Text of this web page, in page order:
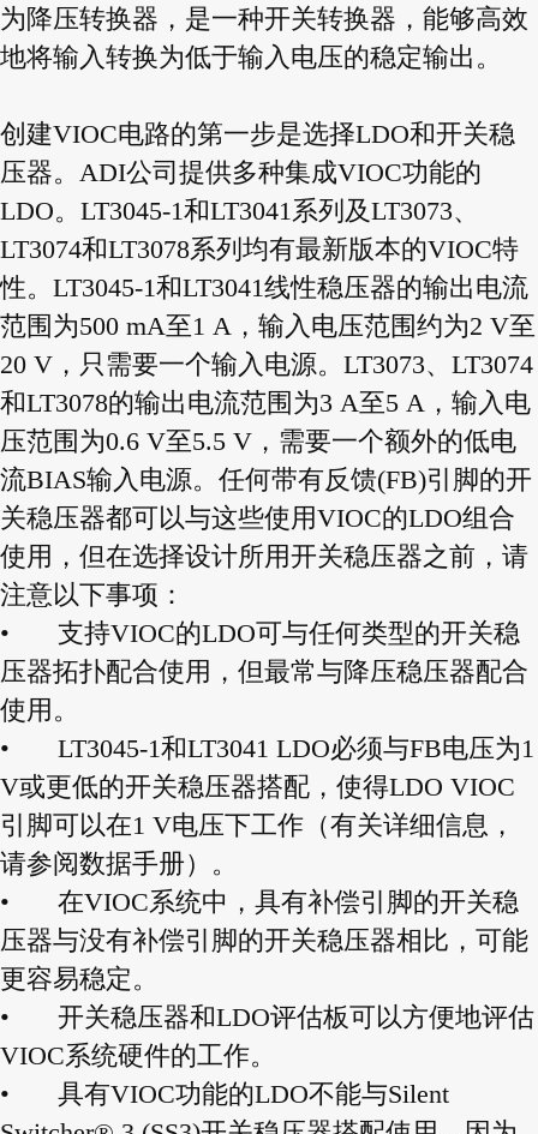
为降压转换器，是一种开关转换器，能够高效
地将输入转换为低于输入电压的稳定输出。
创建VIOC电路的第一步是选择LDO和开关稳
压器。ADI公司提供多种集成VIOC功能的
LDO。LT3045-1和LT3041系列及LT3073、
LT3074和LT3078系列均有最新版本的VIOC特
性。LT3045-1和LT3041线性稳压器的输出电流
范围为500 mA至1 A，输入电压范围约为2 V至
20 V，只需要一个输入电源。LT3073、LT3074
和LT3078的输出电流范围为3 A至5 A，输入电
压范围为0.6 V至5.5 V，需要一个额外的低电
流BIAS输入电源。任何带有反馈(FB)引脚的开
关稳压器都可以与这些使用VIOC的LDO组合
使用，但在选择设计所用开关稳压器之前，请
注意以下事项：
•
支持VIOC的LDO可与任何类型的开关稳
压器拓扑配合使用，但最常与降压稳压器配合
使用。
•
LT3045-1和LT3041 LDO必须与FB电压为1
V或更低的开关稳压器搭配，使得LDO VIOC
引脚可以在1 V电压下工作（有关详细信息，
请参阅数据手册）。
•
在VIOC系统中，具有补偿引脚的开关稳
压器与没有补偿引脚的开关稳压器相比，可能
更容易稳定。
•
开关稳压器和LDO评估板可以方便地评估
VIOC系统硬件的工作。
•
具有VIOC功能的LDO不能与Silent